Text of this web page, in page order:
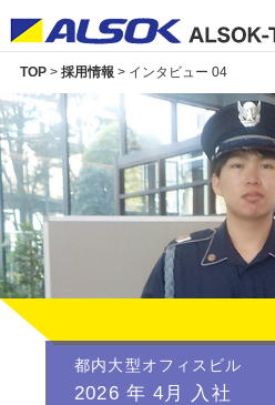
TOP> 採用情報 > インタビュー 04
都内大型オフィスビル
2026 年 4月 入社